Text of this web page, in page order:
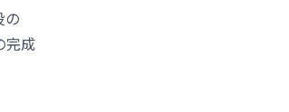
の
完成